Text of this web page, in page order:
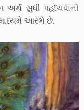
સુધી પહોંચવાની
માધ્યમે આરંભે છે.